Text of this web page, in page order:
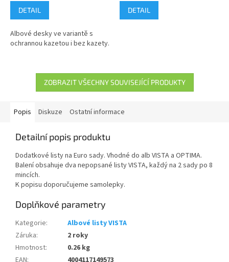
DETAIL
Albové desky ve variantě s
ochrannou kazetou i bez kazety.
DETAIL
ZOBRAZIT VŠECHNY SOUVISEJÍCÍ PRODUKTY
Popis Diskuze Ostatní informace
Detailní popis produktu
Dodatkové listy na Euro sady. Vhodné do alb VISTA a OPTIMA.
Balení obsahuje dva nepopsané listy VISTA, každý na 2 sady po 8
mincích.
K popisu doporučujeme samolepky.
Doplňkové parametry
Kategorie:
Albové listy VISTA
Záruka:
2 roky
Hmotnost:
0.26 kg
EAN: 4004117149573